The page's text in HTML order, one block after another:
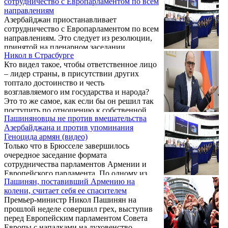
Родину.
относятся к возвращению, защите
культурного наследия, применению мер
ответственности и освобождению
заложников (статьи 12 и 13).
направлениям
Азербайджан приостанавливает
сотрудничество с Европарламентом по всем
направлениям. Это следует из резолюции,
принятой на пленарном заседании
парламента Азербайджана. Как сообщают
бакинские СМИ, участие парламента в
деятельности Комитета по парламентскому
сотрудничеству Европейского союза и
Азербайджана прекращено.
Никол в Страсбурге
Кто видел такое, чтобы ответственное лицо
– лидер страны, в присутствии других
топтало достоинство и честь
возглавляемого им государства и народа?
Это то же самое, как если бы он решил так
поступить по отношению к собственной
семье, рассказывая коллегам, что жена
распутная, старший сын — наркоман, дочь
— легкомысленная, другая – ветреная, и так
далее. Человеку, выносящему «грязное
бельё» из своего дома, тем более
высокопоставленному чиновнику, можно
навесить разные ярлыки, но общее
определение даёт ...
Пашиняновцы не против вмешательства
Азербайджана и против упоминания
Геноцида армян (видео)
Только что в Брюсселе завершилось
очередное заседание формата
сотрудничества парламентов Армении и
Европейского парламента. По одному из
предложений — призвать власти
Азербайджана воздержаться от заявлений,
касающихся внутренних вопросов Армении
— депутаты фракции «Гражданский
договор» воздержались при голосовании.
Пашинян, поставивший Армению на
колени, считает себя ее спасителем
Премьер-министр Никол Пашинян на
прошлой неделе совершил грех, выступив
перед Европейским парламентом Совета